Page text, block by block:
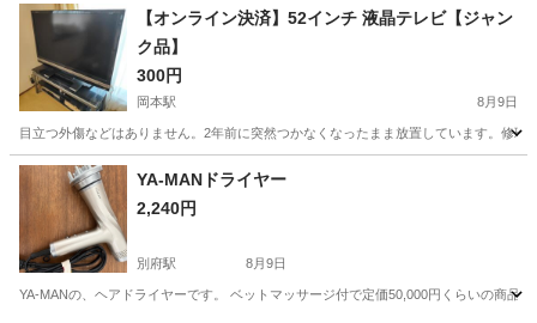
兵庫 南あわじ市 その他
【オンライン決済】52インチ 液晶テレビ【ジャン
ク品】
300円
岡本駅 8月9日
目立つ外傷などはありません。2年前に突然つかなくなったまま放置しています。修
兵庫 神戸市 テレビ
YA-MANドライヤー
2,240円
別府駅 8月9日
YA-MANの、ヘアドライヤーです。 ベットマッサージ付で定価50,000円くらいの商品